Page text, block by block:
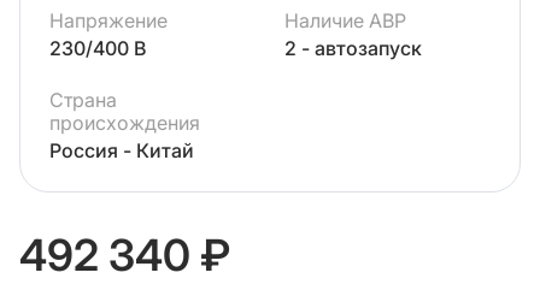
Напряжение
230/400 В
Наличие АВР
2 - автозапуск
Страна
происхождения
Россия - Китай
492 340 ₽